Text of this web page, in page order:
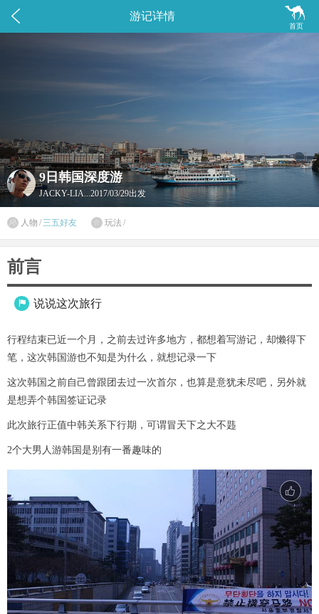
 
首页
游记详情
9日韩国深度游
JACKY-LIA...2017/03/29出发
 人物 / 三五好友  玩法 /
前言
 说说这次旅行
行程结束已近一个月，之前去过许多地方，都想着写游记，却懒得下
笔，这次韩国游也不知是为什么，就想记录一下
这次韩国之前自己曾跟团去过一次首尔，也算是意犹未尽吧，另外就
是想弄个韩国签证记录
此次旅行正值中韩关系下行期，可谓冒天下之大不韪
2个大男人游韩国是别有一番趣味的